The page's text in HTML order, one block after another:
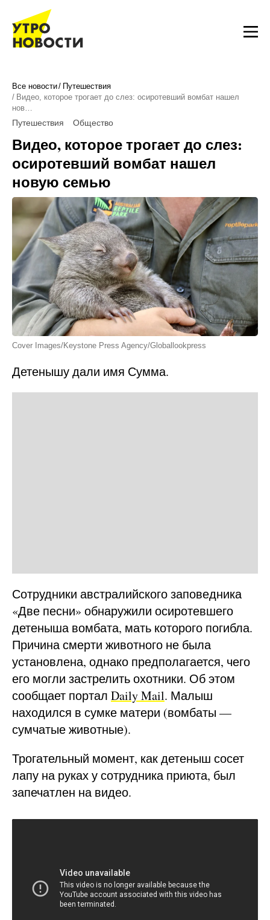
Все новости
Путешествия
Видео, которое трогает до слез: осиротевший вомбат нашел
нов…
Путешествия Общество
Видео, которое трогает до слез:
осиротевший вомбат нашел
новую семью
Cover Images/Keystone Press Agency/Globallookpress
Детенышу дали имя Сумма.
Сотрудники австралийского заповедника
«Две песни» обнаружили осиротевшего
детеныша вомбата, мать которого погибла.
Причина смерти животного не была
установлена, однако предполагается, чего
его могли застрелить охотники. Об этом
сообщает портал Daily Mail. Малыш
находился в сумке матери (вомбаты —
сумчатые животные).
Трогательный момент, как детеныш сосет
лапу на руках у сотрудника приюта, был
запечатлен на видео.